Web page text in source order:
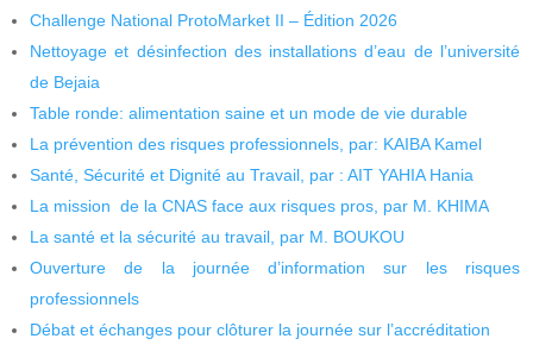
Challenge National ProtoMarket II – Édition 2026
Nettoyage et désinfection des installations d’eau de l’université
de Bejaia
Table ronde: alimentation saine et un mode de vie durable
La prévention des risques professionnels, par: KAIBA Kamel
Santé, Sécurité et Dignité au Travail, par : AIT YAHIA Hania
La mission de la CNAS face aux risques pros, par M. KHIMA
La santé et la sécurité au travail, par M. BOUKOU
Ouverture de la journée d’information sur les risques
professionnels
Débat et échanges pour clôturer la journée sur l’accréditation